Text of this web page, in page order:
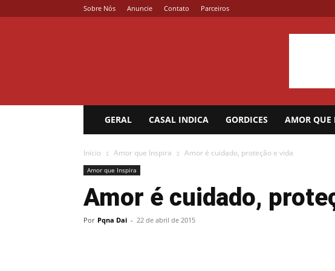
Sobre Nós Anuncie Contato Parceiros
GERAL CASAL INDICA GORDICES AMOR QUE
Início Amor que Inspira Amor é cuidado, proteção e vida
Amor que Inspira
Amor é cuidado,
Por Pqna Dai - 22 de abril de 2015